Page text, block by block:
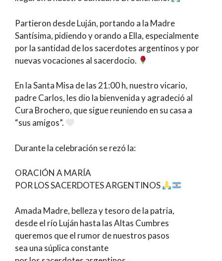
Partieron desde Luján, portando a la Madre
Santísima, pidiendo y orando a Ella, especialmente
por la santidad de los sacerdotes argentinos y por
nuevas vocaciones al sacerdocio.
En la Santa Misa de las 21:00 h, nuestro vicario,
padre Carlos, les dio la bienvenida y agradeció al
Cura Brochero, que sigue reuniendo en su casa a
“sus amigos”.
Durante la celebración se rezó la:
ORACIÓN A MARÍA
POR LOS SACERDOTES ARGENTINOS
Amada Madre, belleza y tesoro de la patria,
desde el río Luján hasta las Altas Cumbres
queremos que el rumor de nuestros pasos
sea una súplica constante